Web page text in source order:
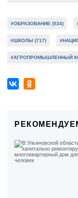
#ОБРАЗОВАНИЕ (534)
#ШКОЛЫ (717)
#АГРОПРОМЫШЛЕННЫЙ